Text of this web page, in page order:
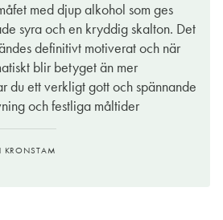
med djup alkohol som ges
syra och en kryddig skalton. Det
definitivt motiverat och när
blir betyget än mer
du ett verkligt gott och spännande
och festliga måltider
KRONSTAM